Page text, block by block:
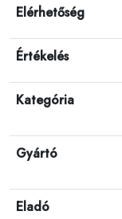
Elérhetőség
Értékelés
Kategória
Gyártó
Eladó